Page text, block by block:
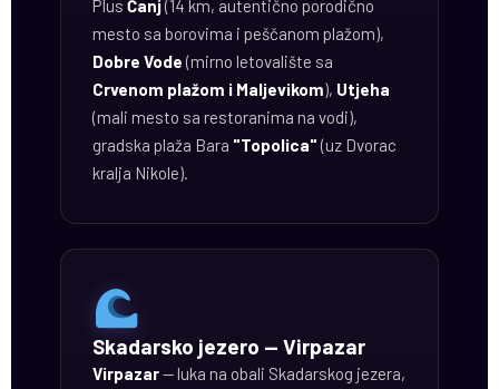
Plus Čanj(14 km, autentično porodično
mesto sa borovima i peščanom plažom),
Dobre Vode (mirno letovalište sa
Crvenom plažom i Maljevikom), Utjeha
(mali mesto sa restoranima na vodi),
gradska plaža Bara "Topolica" (uz Dvorac
kralja Nikole).
Skadarsko jezero — Virpazar
Virpazar— luka na obali Skadarskog jezera,